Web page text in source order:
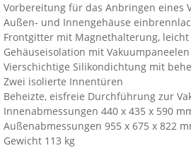
Vorbereitung für das Anbringen eines
Außen- und Innengehäuse
Frontgitter mit Magnethalterung,
Gehäuseisolation mit
Vierschichtige Silikondichtung mit
Zwei isolierte Innentüren
Beheizte, eisfreie Durchführung zur
Innenabmessungen 440 x 435 x 590
Außenabmessungen 955 x 675 x 822
Gewicht 113 kg